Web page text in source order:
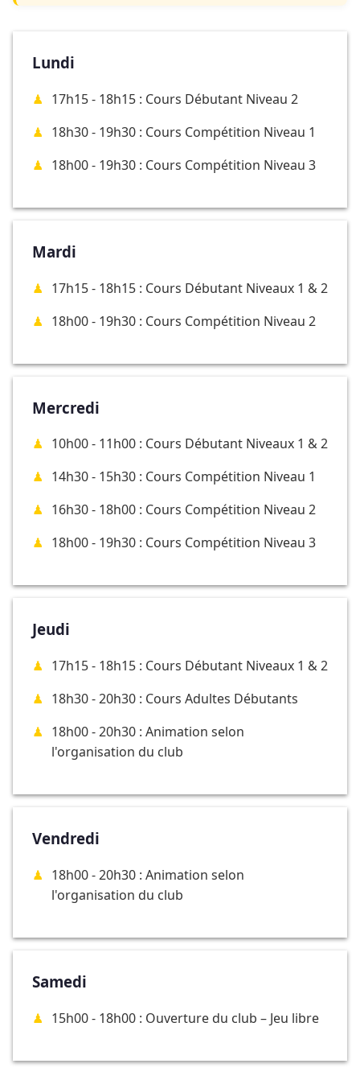
Lundi
17h15 - 18h15 : Cours Débutant Niveau 2
18h30 - 19h30 : Cours Compétition Niveau 1
18h00 - 19h30 : Cours Compétition Niveau 3
Mardi
17h15 - 18h15 : Cours Débutant Niveaux 1 & 2
18h00 - 19h30 : Cours Compétition Niveau 2
Mercredi
10h00 - 11h00 : Cours Débutant Niveaux 1 & 2
14h30 - 15h30 : Cours Compétition Niveau 1
16h30 - 18h00 : Cours Compétition Niveau 2
18h00 - 19h30 : Cours Compétition Niveau 3
Jeudi
17h15 - 18h15 : Cours Débutant Niveaux 1 & 2
18h30 - 20h30 : Cours Adultes Débutants
18h00 - 20h30 : Animation selon
l'organisation du club
Vendredi
18h00 - 20h30 : Animation selon
l'organisation du club
Samedi
15h00 - 18h00 : Ouverture du club – Jeu libre